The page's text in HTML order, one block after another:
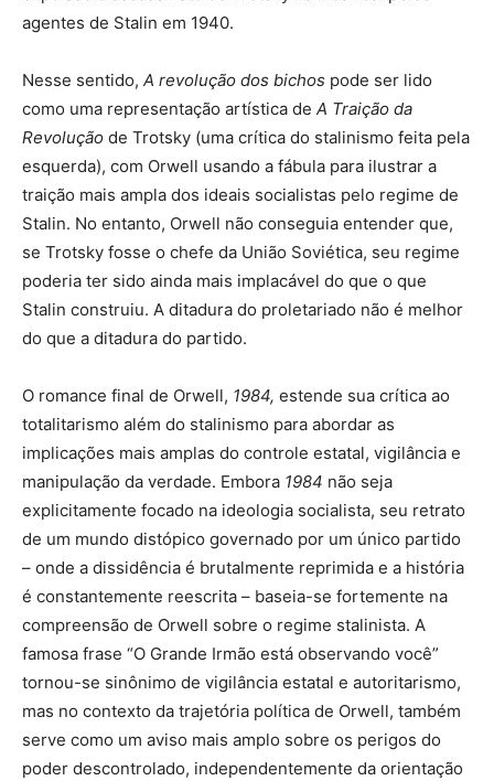
agentes de Stalin em 1940.
Nesse sentido, A revolução dos bichos pode ser lido
como uma representação artística de A Traição da
Revolução de Trotsky (uma crítica do stalinismo feita pela
esquerda), com Orwell usando a fábula para ilustrar a
traição mais ampla dos ideais socialistas pelo regime de
Stalin. No entanto, Orwell não conseguia entender que,
se Trotsky fosse o chefe da União Soviética, seu regime
poderia ter sido ainda mais implacável do que o que
Stalin construiu. A ditadura do proletariado não é melhor
do que a ditadura do partido.
O romance final de Orwell, 1984, estende sua crítica ao
totalitarismo além do stalinismo para abordar as
implicações mais amplas do controle estatal, vigilância e
manipulação da verdade. Embora 1984 não seja
explicitamente focado na ideologia socialista, seu retrato
de um mundo distópico governado por um único partido
– onde a dissidência é brutalmente reprimida e a história
é constantemente reescrita – baseia-se fortemente na
compreensão de Orwell sobre o regime stalinista. A
famosa frase “O Grande Irmão está observando você”
tornou-se sinônimo de vigilância estatal e autoritarismo,
mas no contexto da trajetória política de Orwell, também
serve como um aviso mais amplo sobre os perigos do
poder descontrolado, independentemente da orientação